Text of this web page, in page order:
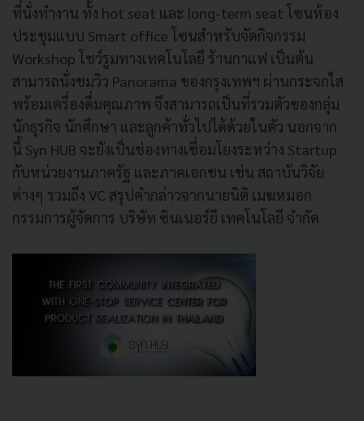
ที่นั่งทำงาน ทั้ง hot seat และ long-term seat โซนห้อง
ประชุมแบบ Smart office โซนสำหรับจัดกิจกรรม
Workshop โชว์รูมทางเทคโนโลยี ร้านกาแฟ เป็นต้น
สามารถนั่งชมวิว Panorama ของกรุงเทพฯ ผ่านกระจกใส
พร้อมเครื่องดื่มคุณภาพ จึงสามารถเป็นที่รวมตัวของกลุ่ม
นักธุรกิจ นักศึกษา และลูกค้าทั่วไปได้ด้วยในตัว นอกจาก
นี้ Syn HUB จะยังเป็นช่องทางเชื่อมโยงระหว่าง Startup
กับหน่วยงานภาครัฐ และภาคเอกชน เช่น สถาบันวิจัย
ต่างๆ รวมถึง VC สรุปคำกล่าวจากนายนิติ เมฆหมอก
กรรมการผู้จัดการ บริษัท ซินเนอร์ยี เทคโนโลยี จำกัด